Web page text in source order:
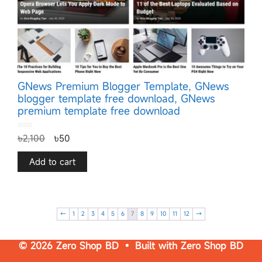
GNews Premium Blogger Template, GNews
blogger template free download, GNews
premium template free download
o
u
o
৳2,100 ৳50
Add to cart
← 1 2 3 4 5 6 7 8 9 10 11 12 →
© 2026 Zero Shop BD • Built with Zero Shop BD